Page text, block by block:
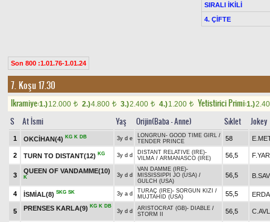
SIRALI İKİLİ
4. ÇİFTE
Son 800 :1.01.76-1.01.24
7. Koşu 17.30
Ikramiye:1.)12.000 t 2.)4.800 t 3.)2.400 t 4.)1.200 t Yetistirici Primi:1.)
S At İsmi Yaş Orijin(Baba - Anne) Sıklet Jokey
1 OKCİHAN(4) KG K DB 3y d e LONGRUN - GOOD TIME GIRL /
TENDER PRINCE
58
2 TURN TO DISTANT(12) KG 3y d d DISTANT RELATIVE (IRE)-
VILMA / ARMANASCO (IRE) 56,5
3
QUEEN OF VANDAMME(10)
K 3y d d
VAN DAMME (IRE)-
MISSISSIPPI JO (USA) /
GULCH (USA)
56,5 B.SAV
4 İSMİAL(8) SKG SK 3y a d TURAÇ (IRE)- SORGUN KIZI /
MUJTAHID (USA)
55,5
5 PRENSES KARLA(9) KG K DB
3y d d ARISTOCRAT (GB)- DIABLE /
STORM II
56,5